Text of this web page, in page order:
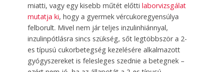
miatti, vagy egy kisebb műtét előtti laborvizsgálat
mutatja ki, hogy a gyermek vércukoregyensúlya
felborult. Mivel nem jár teljes inzulinhiánnyal,
inzulinpótlásra sincs szükség, sőt legtöbbször a 2-
es típusú cukorbetegség kezelésére alkalmazott
gyógyszereket is felesleges szednie a betegnek –